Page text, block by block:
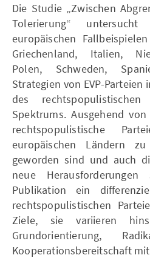
Die Studie „Zwischen
Tolerierung“
europäischen
Griechenland, Italien,
Polen, Schweden,
Strategien von EVP-
des
Spektrums. Ausgehend
rechtspopulistische
europäischen Ländern
geworden sind und auch
neue
Publikation ein
rechtspopulistischen
Ziele, sie variieren
Grundorientierung,
Kooperationsbereitschaft